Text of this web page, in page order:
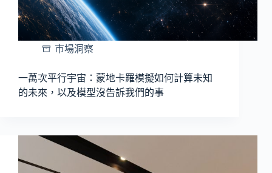
市場洞察
一萬次平行宇宙：蒙地卡羅模擬如何計算未知
的未來，以及模型沒告訴我們的事